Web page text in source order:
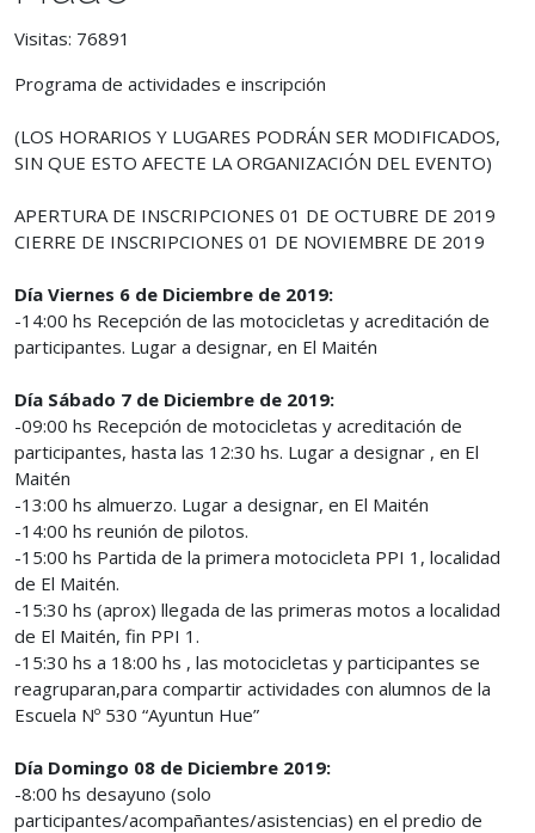
Visitas: 76891
Programa de actividades e inscripción
(LOS HORARIOS Y LUGARES PODRÁN SER MODIFICADOS,
SIN QUE ESTO AFECTE LA ORGANIZACIÓN DEL EVENTO)
APERTURA DE INSCRIPCIONES 01 DE OCTUBRE DE 2019
CIERRE DE INSCRIPCIONES 01 DE NOVIEMBRE DE 2019
Día Viernes 6 de Diciembre de 2019:
-14:00 hs Recepción de las motocicletas y acreditación de
participantes. Lugar a designar, en El Maitén
Día Sábado 7 de Diciembre de 2019:
-09:00 hs Recepción de motocicletas y acreditación de
participantes, hasta las 12:30 hs. Lugar a designar , en El
Maitén
-13:00 hs almuerzo. Lugar a designar, en El Maitén
-14:00 hs reunión de pilotos.
-15:00 hs Partida de la primera motocicleta PPI 1, localidad
de El Maitén.
-15:30 hs (aprox) llegada de las primeras motos a localidad
de El Maitén, fin PPI 1.
-15:30 hs a 18:00 hs , las motocicletas y participantes se
reagruparan,para compartir actividades con alumnos de la
Escuela Nº 530 “Ayuntun Hue”
Día Domingo 08 de Diciembre 2019:
-8:00 hs desayuno (solo
participantes/acompañantes/asistencias) en el predio de